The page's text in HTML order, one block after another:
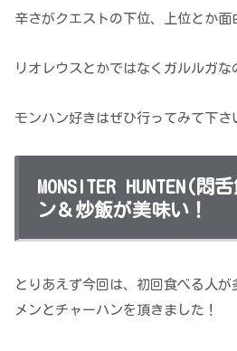
辛さがクエストの下位、上位とか面
リオレウスとかではなくガルルガな
モンハン好きはぜひ行ってみて下さ
MONSITER HUNTEN(悶
ン＆炒飯が美味い！
とりあえず今回は、初回食べる人
メンとチャーハンを頂きました！